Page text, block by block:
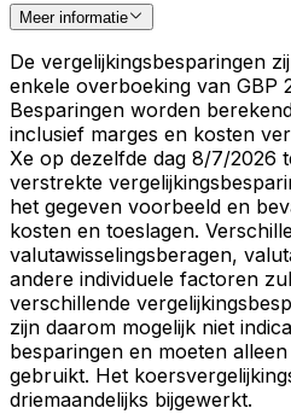
Meer informatie
De vergelijkingsbesparingen
enkele overboeking van GBP
Besparingen worden
inclusief marges en kosten
Xe op dezelfde dag 8/7/2026
verstrekte
het gegeven voorbeeld en
kosten en toeslagen.
valutawisselingsberagen,
andere individuele factoren
verschillende
zijn daarom mogelijk niet
besparingen en moeten
gebruikt. Het
driemaandelijks bijgewerkt.